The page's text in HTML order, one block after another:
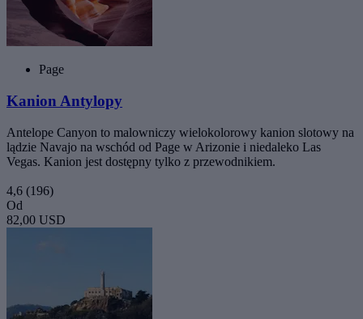
Page
Kanion Antylopy
Antelope Canyon to malowniczy wielokolorowy kanion slotowy na
lądzie Navajo na wschód od Page w Arizonie i niedaleko Las
Vegas. Kanion jest dostępny tylko z przewodnikiem.
4,6 (196)
Od
82,00 USD